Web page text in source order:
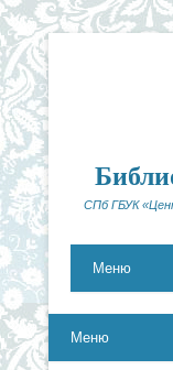
СПб ГБУК
Меню
Меню